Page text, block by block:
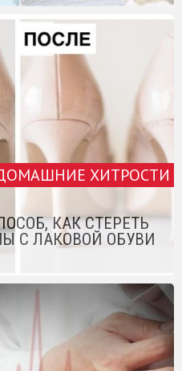
ХИТРОСТИ
КАК СТЕРЕТЬ
С ЛАКОВОЙ ОБУВИ